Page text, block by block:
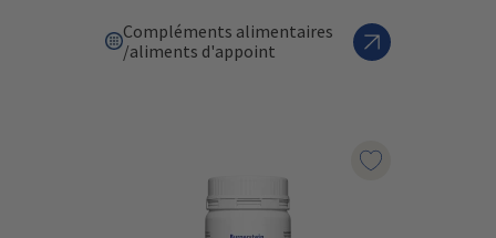
Compléments alimentaires
/aliments d'appoint
Marqueur le